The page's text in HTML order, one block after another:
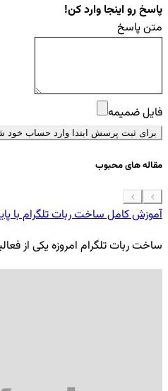
پاسخ رو اینجا وارد کن!
متن پاسخ
فایل ضمیمه
برای ثبت پرسش ابتدا وارد حساب خود
مقاله های محبوب
آموزش کامل ساخت ربات تلگرام با
ساخت ربات تلگرام امروزه یکی از